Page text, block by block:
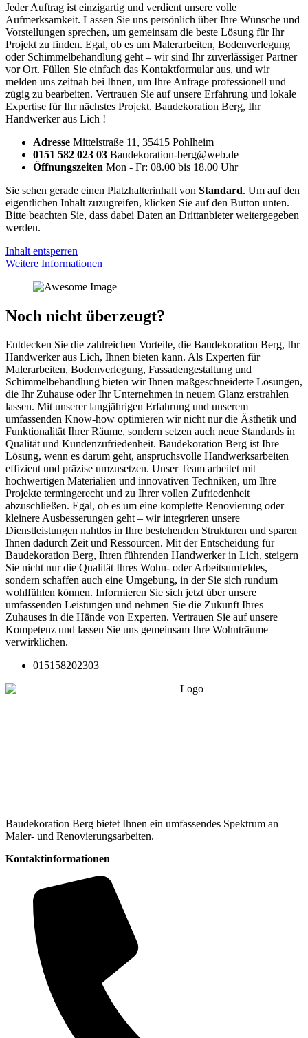
Jeder Auftrag ist einzigartig und verdient unsere volle
Aufmerksamkeit. Lassen Sie uns persönlich über Ihre Wünsche und
Vorstellungen sprechen, um gemeinsam die beste Lösung für Ihr
Projekt zu finden. Egal, ob es um Malerarbeiten, Bodenverlegung
oder Schimmelbehandlung geht – wir sind Ihr zuverlässiger Partner
vor Ort. Füllen Sie einfach das Kontaktformular aus, und wir
melden uns zeitnah bei Ihnen, um Ihre Anfrage professionell und
zügig zu bearbeiten. Vertrauen Sie auf unsere Erfahrung und lokale
Expertise für Ihr nächstes Projekt. Baudekoration Berg, Ihr
Handwerker aus Lich !
Adresse Mittelstraße 11, 35415 Pohlheim
0151 582 023 03 Baudekoration-berg@web.de
Öffnungszeiten Mon - Fr: 08.00 bis 18.00 Uhr
Sie sehen gerade einen Platzhalterinhalt von Standard. Um auf den
eigentlichen Inhalt zuzugreifen, klicken Sie auf den Button unten.
Bitte beachten Sie, dass dabei Daten an Drittanbieter weitergegeben
werden.
Inhalt entsperren
Weitere Informationen
Noch nicht überzeugt?
Entdecken Sie die zahlreichen Vorteile, die Baudekoration Berg, Ihr
Handwerker aus Lich, Ihnen bieten kann. Als Experten für
Malerarbeiten, Bodenverlegung, Fassadengestaltung und
Schimmelbehandlung bieten wir Ihnen maßgeschneiderte Lösungen,
die Ihr Zuhause oder Ihr Unternehmen in neuem Glanz erstrahlen
lassen. Mit unserer langjährigen Erfahrung und unserem
umfassenden Know-how optimieren wir nicht nur die Ästhetik und
Funktionalität Ihrer Räume, sondern setzen auch neue Standards in
Qualität und Kundenzufriedenheit. Baudekoration Berg ist Ihre
Lösung, wenn es darum geht, anspruchsvolle Handwerksarbeiten
effizient und präzise umzusetzen. Unser Team arbeitet mit
hochwertigen Materialien und innovativen Techniken, um Ihre
Projekte termingerecht und zu Ihrer vollen Zufriedenheit
abzuschließen. Egal, ob es um eine komplette Renovierung oder
kleinere Ausbesserungen geht – wir integrieren unsere
Dienstleistungen nahtlos in Ihre bestehenden Strukturen und sparen
Ihnen dadurch Zeit und Ressourcen. Mit der Entscheidung für
Baudekoration Berg, Ihren führenden Handwerker in Lich, steigern
Sie nicht nur die Qualität Ihres Wohn- oder Arbeitsumfeldes,
sondern schaffen auch eine Umgebung, in der Sie sich rundum
wohlfühlen können. Informieren Sie sich jetzt über unsere
umfassenden Leistungen und nehmen Sie die Zukunft Ihres
Zuhauses in die Hände von Experten. Vertrauen Sie auf unsere
Kompetenz und lassen Sie uns gemeinsam Ihre Wohnträume
verwirklichen.
015158202303
Baudekoration Berg bietet Ihnen ein umfassendes Spektrum an
Maler- und Renovierungsarbeiten.
Kontaktinformationen